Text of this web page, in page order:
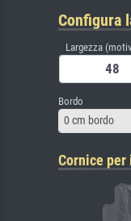
Configura
Largezza
Bordo
0 cm bordo
Cornice per